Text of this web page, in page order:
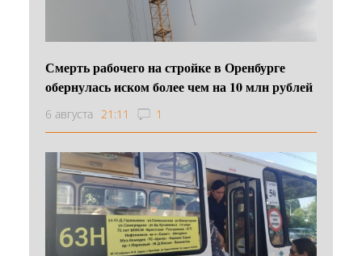
Смерть рабочего на стройке в Оренбурге
обернулась иском более чем на 10 млн рублей
6 августа 21:11 1